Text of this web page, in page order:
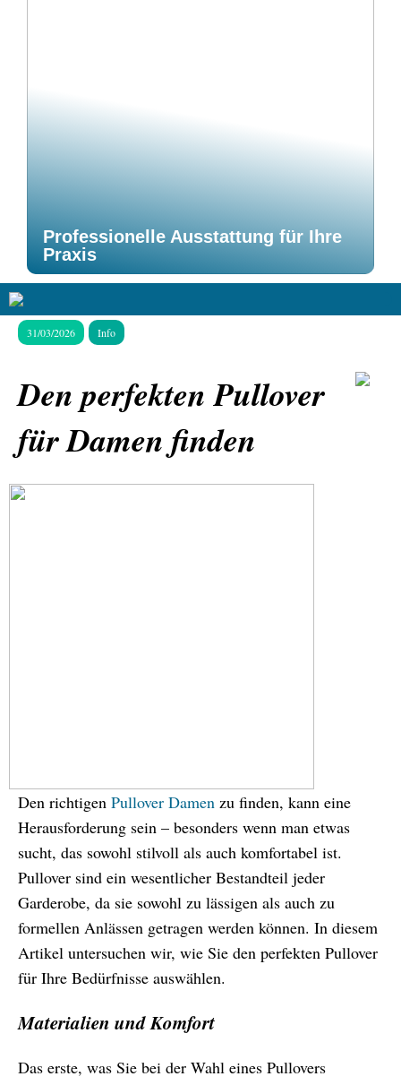
Professionelle Ausstattung für Ihre
Praxis
31/03/2026 Info
Den perfekten Pullover
für Damen finden
Den richtigen Pullover Damen zu finden, kann eine
Herausforderung sein – besonders wenn man etwas
sucht, das sowohl stilvoll als auch komfortabel ist.
Pullover sind ein wesentlicher Bestandteil jeder
Garderobe, da sie sowohl zu lässigen als auch zu
formellen Anlässen getragen werden können. In diesem
Artikel untersuchen wir, wie Sie den perfekten Pullover
für Ihre Bedürfnisse auswählen.
Materialien und Komfort
Das erste, was Sie bei der Wahl eines Pullovers